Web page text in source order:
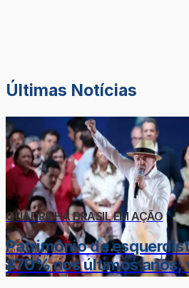
Últimas Notícias
QUADRILHA BRASIL EM AÇÃO
Patrimônio de
870% nos últimos anos;